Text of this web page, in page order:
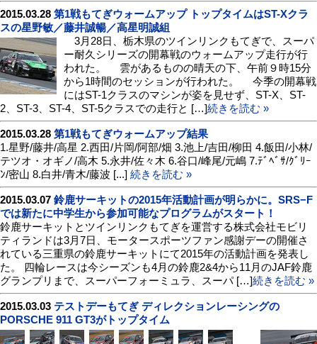
2015.03.28 第1戦もてぎウォームアップ トップタイムはST-Xクラ
スの星野敏／藤井誠暢／高星明誠組
3月28日、栃木県のツインリンクもてぎで、スーパ
ー耐久シリーズの開幕戦のウォームアップ走行が行
われた。 雲があるものの晴天の下、午前９時15分
から1時間のセッションが行われた。 今季の開幕戦
にはST-1クラスのマシンが姿を見せず、ST-X、ST-
2、ST-3、ST-4、ST-5クラスでの走行と […]続きを読む »
2015.03.28 第1戦もてぎウォームアップ結果
1.星野/藤井/高星 2.西田/片岡/阿部/畑 3.池上/吉田/柳田 4.飯田/小林/
テツオ・オギノ/高木 5.永井/佐々木 6.谷口/峰尾/元嶋 7.ﾃﾞﾍﾞｻ/ｸﾞﾘｰ
ﾝ/密山 8.白井/青木/藤波 [...] 続きを読む »
2015.03.07 鈴鹿サーキットの2015年活動計画が明らかに。SRS−F
では新たに中学生から参加可能なプログラムがスタート！
鈴鹿サーキットとツインリンクもてぎを運営する株式会社モビリ
ティランドは3月7日、モータースポーツファン感謝デーの開催さ
れている三重県の鈴鹿サーキットにて2015年の活動計画を発表し
た。 四輪レースは今シーズンも4月の鈴鹿2&4から11月のJAF鈴鹿
グランプリまで、スーパーフォーミュラ、スーパ […]続きを読む »
2015.03.03 テストデーもてぎ ディレクションレーシングの
PORSCHE 911 GT3がトップタイム